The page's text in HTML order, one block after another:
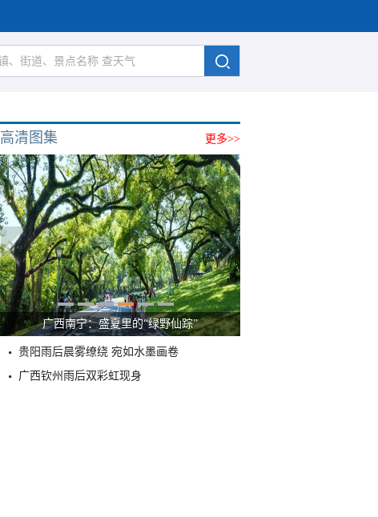
更多>>
高清图集
广西南宁：盛夏里的“绿野仙踪”
贵阳雨后晨雾缭绕 宛如水墨画卷
广西钦州雨后双彩虹现身